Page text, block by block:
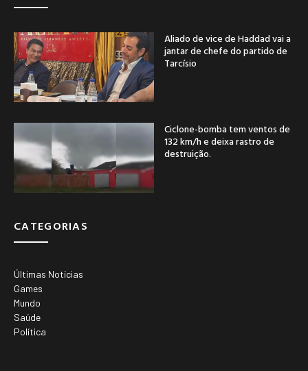
Aliado de vice de Haddad vai a
jantar de chefe do partido de
Tarcísio
Ciclone-bomba tem ventos de
132 km/h e deixa rastro de
destruição.
CATEGORIAS
Últimas Notícias
Games
Mundo
Saúde
Política